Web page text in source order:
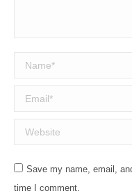
Name *
Email *
Website
Save my name, email,
time I comment.